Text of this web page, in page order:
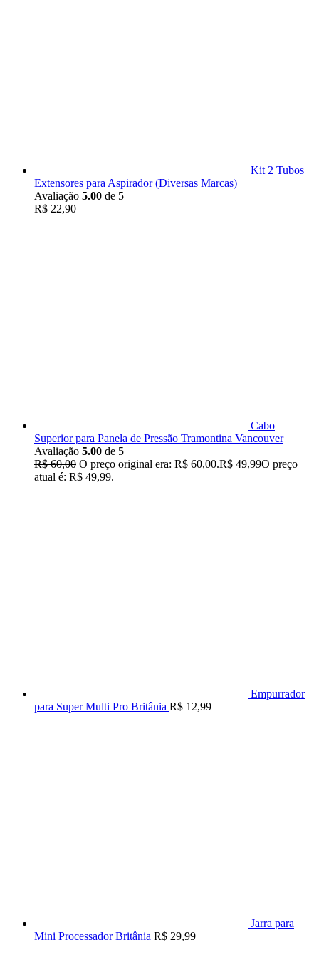
Kit 2 Tubos
Extensores para Aspirador (Diversas Marcas)
Avaliação 5.00 de 5
R$ 22,90
Cabo
Superior para Panela de Pressão Tramontina Vancouver
Avaliação 5.00 de 5
R$60,00 O preço original era: R$ 60,00.R$ 49,99O preço
atual é: R$ 49,99.
Empurrador
para Super Multi Pro Britânia R$ 12,99
Jarra para
Mini Processador Britânia R$ 29,99